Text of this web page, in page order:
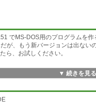
でMS-DOS用のプログラムを作
が、もう新バージョンは出ない
ら、お試しください。
意の外部エディターを使用しま
セージをダブルクリックする
▼ 続きを見